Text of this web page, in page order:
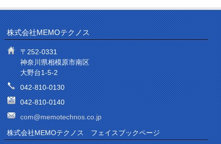
株式会社MEMOテクノス
〒252-0331
神奈川県相模原市南区
大野台1-5-2
042-810-0130
042-810-0140
com@memotechnos.co.jp
株式会社MEMOテクノス フェイスブックページ